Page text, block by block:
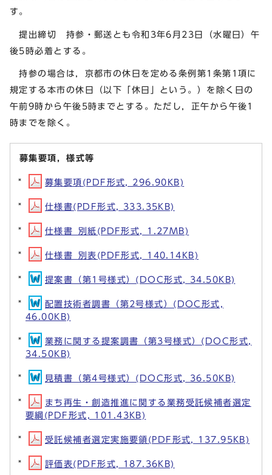
す。
提出締切 持参・郵送とも令和3年6月23日（水曜日）午
後5時必着とする。
持参の場合は，京都市の休日を定める条例第1条第1項に
規定する本市の休日（以下「休日」という。）を除く日の
午前9時から午後5時までとする。ただし，正午から午後1
時までを除く。
募集要項，様式等
募集要項(PDF形式, 296.90KB)
仕様書(PDF形式, 333.35KB)
仕様書_別紙(PDF形式, 1.27MB)
仕様書_別表(PDF形式, 140.14KB)
提案書（第1号様式）(DOC形式, 34.50KB)
配置技術者調書（第2号様式）(DOC形式,
46.00KB)
業務に関する提案調書（第3号様式）(DOC形式,
34.50KB)
見積書（第4号様式）(DOC形式, 36.50KB)
まち再生・創造推進に関する業務受託候補者選定
要綱(PDF形式, 101.43KB)
受託候補者選定実施要領(PDF形式, 137.95KB)
評価表(PDF形式, 187.36KB)